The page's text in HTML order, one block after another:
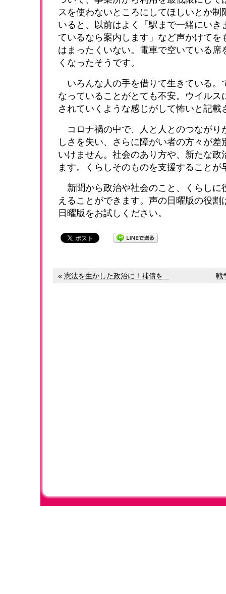
スを使わないところにしてほしいとか制
いると、以前はよく「駅まで一緒にいき
ているなら案内します」など声かけてを
はまったくいない。電車で空いている席
くなったそうです。
いろんな人の手を借りて生きている。
なっていることがとても不安。ウイルス
されていくような感じがして怖いと記載
コロナ禍の中で、人と人とのつながり
しさを失い、さらに障がい者の方々が
いけません。社会のあり方や、新たな政
ます。くらしそのものを支援することが
新聞から政治や社会のこと、くらしに
えることができます。声の日曜版の役
日曜版をお試しください。
« 憲法を生かした政治に！補償を... 戦